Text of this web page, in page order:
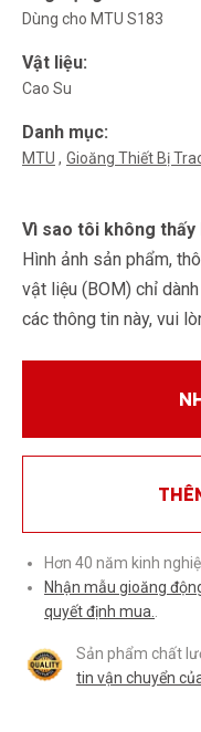
Dùng cho MTU S183
Vật liệu:
Cao Su
Danh mục:
MTU Gioăng Thiết Bị
Vì sao tôi không thấy
Hình ảnh sản phẩm,
vật liệu (BOM) chỉ
các thông tin này, vui
Hơn 40 năm kinh
Nhận mẫu gioăng
quyết định mua.
Sản phẩm chất
tin vận chuyển